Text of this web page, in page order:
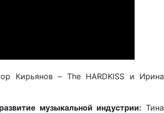
Кирьянов – The HARDKISS и Ирина
музыкальной индустрии: Тина